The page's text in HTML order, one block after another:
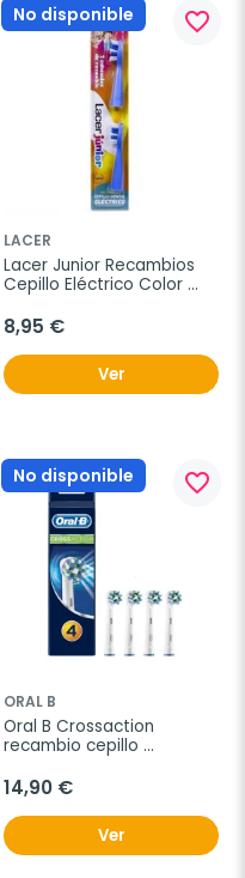
No disponible favorite_border
LACER
Lacer Junior Recambios
Cepillo Eléctrico Color
8,95 €
Ver
No disponible favorite_border
ORAL B
Oral B Crossaction
recambio cepillo
14,90 €
Ver